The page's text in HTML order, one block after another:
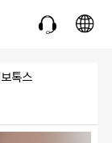
톡스